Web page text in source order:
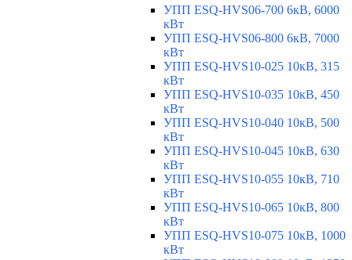
УПП ESQ-HVS06-700 6кВ, 6000
кВт
УПП ESQ-HVS06-800 6кВ, 7000
кВт
УПП ESQ-HVS10-025 10кВ, 315
кВт
УПП ESQ-HVS10-035 10кВ, 450
кВт
УПП ESQ-HVS10-040 10кВ, 500
кВт
УПП ESQ-HVS10-045 10кВ, 630
кВт
УПП ESQ-HVS10-055 10кВ, 710
кВт
УПП ESQ-HVS10-065 10кВ, 800
кВт
УПП ESQ-HVS10-075 10кВ, 1000
кВт